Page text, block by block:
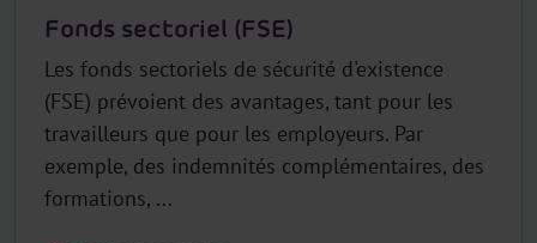
Fonds sectoriel (FSE)
Les fonds sectoriels de sécurité d'existence
(FSE) prévoient des avantages, tant pour les
travailleurs que pour les employeurs. Par
exemple, des indemnités complémentaires, des
formations, ...